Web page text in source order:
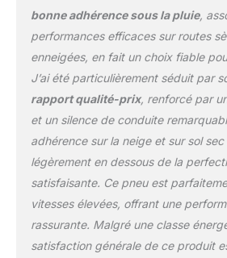
bonne adhérence sous la pluie,
performances efficaces sur routes
enneigées, en fait un choix fiable
J’ai été particulièrement séduit par
rapport qualité-prix, renforcé par
et un silence de conduite
adhérence sur la neige et sur sol
légèrement en dessous de la
satisfaisante. Ce pneu est
vitesses élevées, offrant une
rassurante. Malgré une classe
satisfaction générale de ce produit